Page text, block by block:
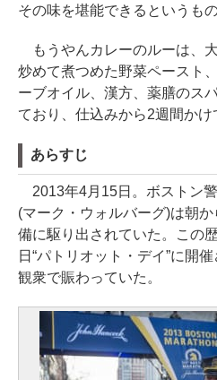
その味を堪能できるというもの
もうやんカレーのルーは、
炒めて煮つめた野菜ペースト
ーブオイル、漢方、薬膳のス
ており、仕込みから2週間かけ
あらすじ
2013年4月15日。ボストン
(マーク・ウォルバーグ)は朝
備に駆り出されていた。この
日“パトリオット・デイ”に開
観衆で賑わっていた。